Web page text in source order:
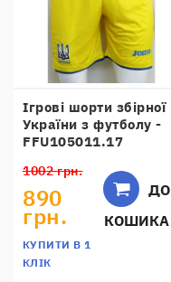
Ігрові шорти збірної
України з футболу -
FFU105011.17
1002 грн.
890
грн.
КУПИТИ В 1
КЛІК
ДО
КОШИКА